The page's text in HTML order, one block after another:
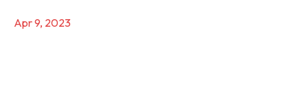
Apr 9, 2023